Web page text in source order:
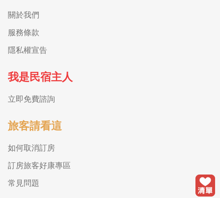
關於我們
服務條款
隱私權宣告
我是民宿主人
立即免費諮詢
旅客請看這
如何取消訂房
訂房旅客好康專區
常見問題